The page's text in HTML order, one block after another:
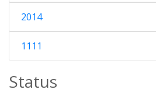
2014
1111
Status